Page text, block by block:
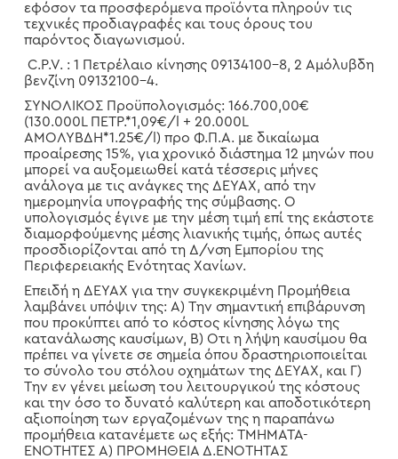
εφόσον τα προσφερόμενα προϊόντα πληρούν τις
τεχνικές προδιαγραφές και τους όρους του
παρόντος διαγωνισμού.
C.P.V. : 1 Πετρέλαιο κίνησης 09134100-8, 2 Αμόλυβδη
βενζίνη 09132100-4.
ΣΥΝΟΛΙΚΟΣ Προϋπολογισμός: 166.700,00€
(130.000L ΠΕΤΡ.*1,09€/l + 20.000L
ΑΜΟΛΥΒΔΗ*1.25€/l) προ Φ.Π.Α. με δικαίωμα
προαίρεσης 15%, για χρονικό διάστημα 12 μηνών που
μπορεί να αυξομειωθεί κατά τέσσερις μήνες
ανάλογα με τις ανάγκες της ΔΕΥΑΧ, από την
ημερομηνία υπογραφής της σύμβασης. Ο
υπολογισμός έγινε με την μέση τιμή επί της εκάστοτε
διαμορφούμενης μέσης λιανικής τιμής, όπως αυτές
προσδιορίζονται από τη Δ/νση Εμπορίου της
Περιφερειακής Ενότητας Χανίων.
Επειδή η ΔΕΥΑΧ για την συγκεκριμένη Προμήθεια
λαμβάνει υπόψιν της: Α) Την σημαντική επιβάρυνση
που προκύπτει από το κόστος κίνησης λόγω της
κατανάλωσης καυσίμων, Β) Ότι η λήψη καυσίμου θα
πρέπει να γίνετε σε σημεία όπου δραστηριοποιείται
το σύνολο του στόλου οχημάτων της ΔΕΥΑΧ, και Γ)
Την εν γένει μείωση του λειτουργικού της κόστους
και την όσο το δυνατό καλύτερη και αποδοτικότερη
αξιοποίηση των εργαζομένων της η παραπάνω
προμήθεια κατανέμετε ως εξής: ΤΜΗΜΑΤΑ-
ΕΝΟΤΗΤΕΣ Α) ΠΡΟΜΗΘΕΙΑ Δ.ΕΝΟΤΗΤΑΣ